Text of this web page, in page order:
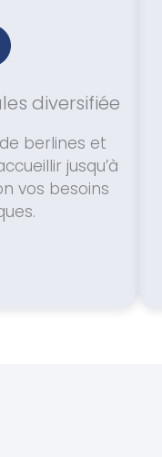
diversifiée
berlines et
jusqu’à
vos besoins